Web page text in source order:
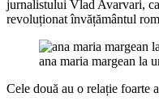
jurnalistului Vlad Avarvari,
revoluționat învățământul
ana maria margean la
Cele două au o relație foarte